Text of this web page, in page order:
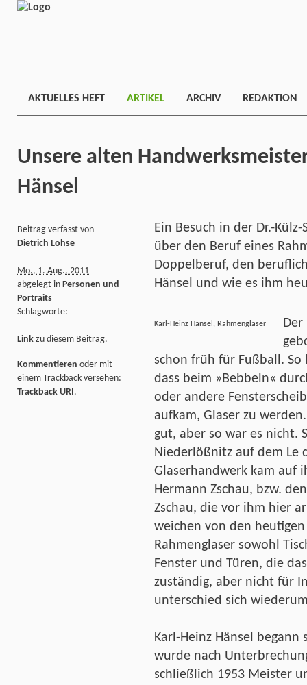
AKTUELLES HEFT ARTIKEL ARCHIV REDAKTION
Unsere alten
Hänsel
Ein Besuch in der Dr.-
über den Beruf eines
Doppelberuf, den
Hänsel und wie es ihm
Karl-Heinz Hänsel, Rahmenglaser
schon früh für Fußball. So
dass beim »Bebbeln«
oder andere
aufkam, Glaser zu
gut, aber so war es nicht.
Niederlößnitz auf dem Le­
Glaserhandwerk kam auf
Hermann Zschau, bzw.
Zschau, die vor ihm hier
weichen von den heutigen
Rahmenglaser sowohl
Fenster und Türen, die
zuständig, aber nicht für
unterschied sich
Karl-Heinz Hänsel
wurde nach
schließlich 1953 Meister
Beitrag verfasst von
Dietrich Lohse
Mo., 1. Aug.. 2011
abgelegt in Personen und
Portraits
Schlagworte:
Link zu diesem Beitrag.
Kommentieren oder mit
einem Trackback versehen:
Trackback URI.